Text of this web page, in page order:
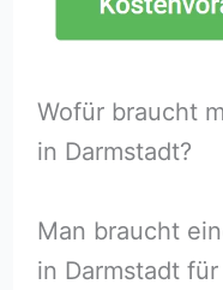
Wofür braucht
in Darmstadt?
Man braucht
in Darmstadt